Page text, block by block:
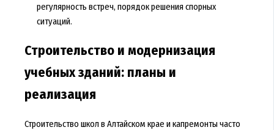
регулярность встреч, порядок решения спорных
ситуаций.
Строительство и модернизация
учебных зданий: планы и
реализация
Строительство школ в Алтайском крае и капремонты часто